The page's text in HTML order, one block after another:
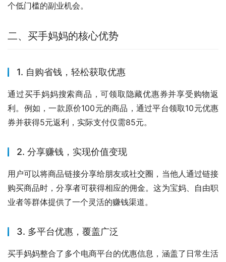
个低门槛的副业机会。
二、买手妈妈的核心优势
1. 自购省钱，轻松获取优惠
通过买手妈妈搜索商品，可领取隐藏优惠券并享受购物返
利。例如，一款原价100元的商品，通过平台领取10元优惠
券并获得5元返利，实际支付仅需85元。
2. 分享赚钱，实现价值变现
用户可以将商品链接分享给朋友或社交圈，当他人通过链接
购买商品时，分享者可获得相应的佣金。这为宝妈、自由职
业者等群体提供了一个灵活的赚钱渠道。
3. 多平台优惠，覆盖广泛
买手妈妈整合了多个电商平台的优惠信息，涵盖了日常生活